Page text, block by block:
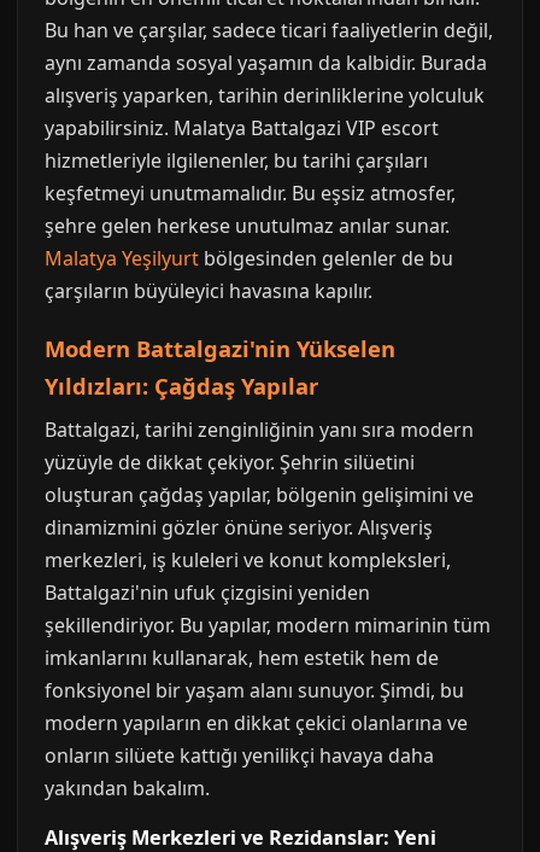
Bu han ve çarşılar, sadece ticari faaliyetlerin değil,
aynı zamanda sosyal yaşamın da kalbidir. Burada
alışveriş yaparken, tarihin derinliklerine yolculuk
yapabilirsiniz. Malatya Battalgazi VIP escort
hizmetleriyle ilgilenenler, bu tarihi çarşıları
keşfetmeyi unutmamalıdır. Bu eşsiz atmosfer,
şehre gelen herkese unutulmaz anılar sunar.
Malatya Yeşilyurt bölgesinden gelenler de bu
çarşıların büyüleyici havasına kapılır.
Modern Battalgazi'nin Yükselen
Yıldızları: Çağdaş Yapılar
Battalgazi, tarihi zenginliğinin yanı sıra modern
yüzüyle de dikkat çekiyor. Şehrin silüetini
oluşturan çağdaş yapılar, bölgenin gelişimini ve
dinamizmini gözler önüne seriyor. Alışveriş
merkezleri, iş kuleleri ve konut kompleksleri,
Battalgazi'nin ufuk çizgisini yeniden
şekillendiriyor. Bu yapılar, modern mimarinin tüm
imkanlarını kullanarak, hem estetik hem de
fonksiyonel bir yaşam alanı sunuyor. Şimdi, bu
modern yapıların en dikkat çekici olanlarına ve
onların silüete kattığı yenilikçi havaya daha
yakından bakalım.
Alışveriş Merkezleri ve Rezidanslar: Yeni